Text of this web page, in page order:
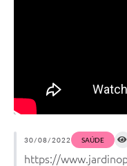
30/08/2022 SAÚDE
https://